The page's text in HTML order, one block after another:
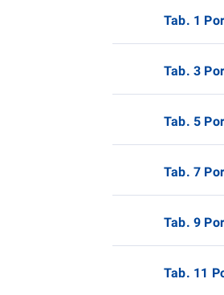
Tab. 1
Tab. 3
Tab. 5
Tab. 7
Tab. 9
Tab. 11